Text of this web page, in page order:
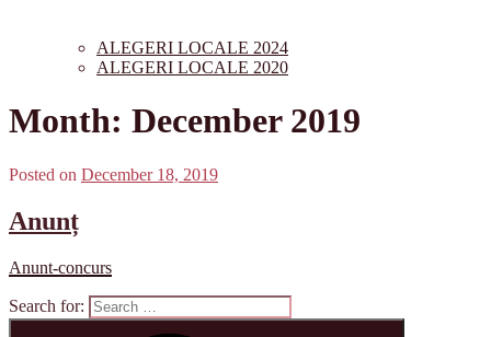
ALEGERI LOCALE 2024
ALEGERI LOCALE 2020
Month: December 2019
Posted on December 18, 2019
Anunț
Anunt-concurs
Search for: